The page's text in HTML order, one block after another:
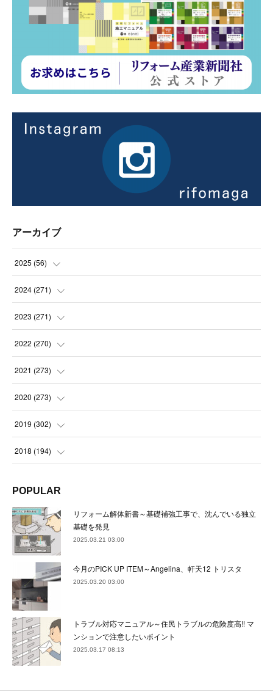
アーカイブ
2025 (56)
(14
(21
(21
2024 (271)
(21
(22
(23
(22
(24)
22)
(22)
(22)
(25
2023 (271)
(22
(23
(23
(21
(23 )
(24
(21
(24)
(21
( 23)
2022 (270)
(23
(23
(22
(23
(22 )
(23
(23
(22)
(24
( 21)
(20)
2021 (273)
(24
(23
(22
(23)
(23
(22)
(23
( 24)
(21)
2020 (273)
(24
(22
(22)
(24
(24)
(23
( 21)
(22)
2019 (302)
(23
(22)
(21)
(27)
(22
33)
(28)
2018 (194)
(17)
(32)
(36)
(30
34)
(8 )
POPULAR
リフォーム解体新書～基礎補強工事で、沈んでいる独立
基礎を発見
2025.03.21 03:00
今月のPICK UP ITEM～Angelina、軒天12 トリスタ
2025.03.20 03:00
トラブル対応マニュアル～住民トラブルの危険度高!! マ
ンションで注意したいポイント
2025.03.17 08:13